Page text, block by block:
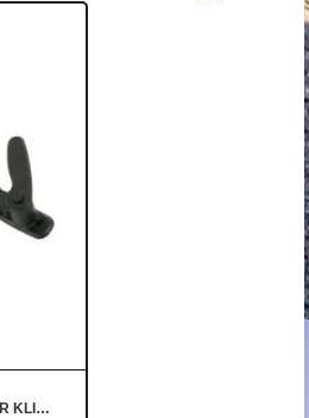
DOMETIC RAAMUITZETTER KLIK-KLAK 450 L+R